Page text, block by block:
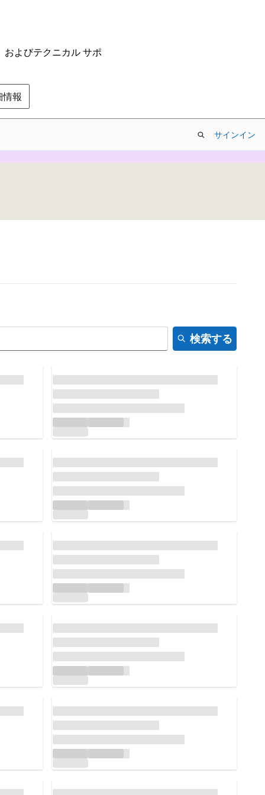
よびテクニカル サポ
報
サインイン
検索する
読み込んでいます...
読み込んでいます...
読み込んでいます...
読み込んでいます...
読み込んでいます...